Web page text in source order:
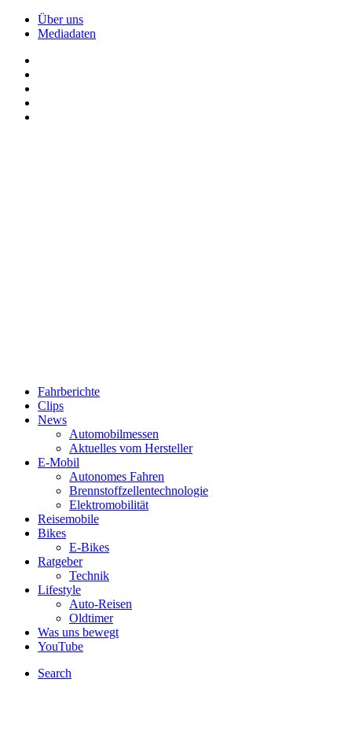
Über uns
Mediadaten
Fahrberichte
Clips
News
Automobilmessen
Aktuelles vom Hersteller
E-Mobil
Autonomes Fahren
Brennstoffzellentechnologie
Elektromobilität
Reisemobile
Bikes
E-Bikes
Ratgeber
Technik
Lifestyle
Auto-Reisen
Oldtimer
Was uns bewegt
YouTube
Search